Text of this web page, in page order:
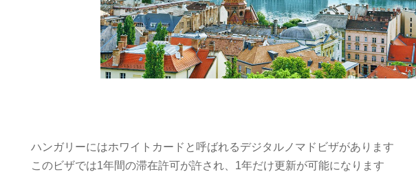
ハンガリーにはホワイトカードと呼ばれるデジタルノマドビザがあります
このビザでは1年間の滞在許可が許され、1年だけ更新が可能になります